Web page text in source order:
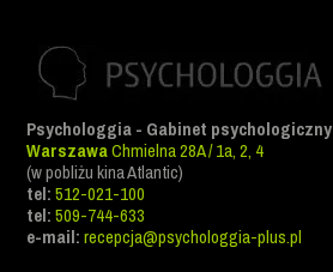
Psychologgia - Gabinet psychologiczny
WarszawaChmielna 28A / 1a, 2, 4
(w pobliżu kina Atlantic)
tel:512-021-100
tel:509-744-633
e-mail:recepcja@psychologgia-plus.pl